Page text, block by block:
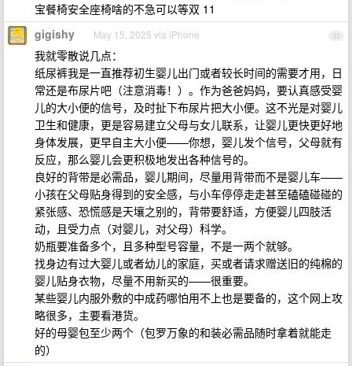
宝餐椅安全座椅啥的不急可以等双 11
35
gigishy May 15, 2025 via iPhone
我就零散说几点：
纸尿裤我是一直推荐初生婴儿出门或者较长时间的需要才用，日
常还是布尿片吧（注意消毒！）。作为爸爸妈妈，要认真感受婴
儿的大小便的信号，及时扯下布尿片把大小便。这不光是对婴儿
卫生和健康，更是容易建立父母与女儿联系，让婴儿更快更好地
身体发展，更早自主大小便——你想，婴儿发个信号，父母就有
反应，那么婴儿会更积极地发出各种信号的。
良好的背带是必需品，婴儿期间，尽量用背带而不是婴儿车——
小孩在父母贴身得到的安全感，与小车停停走走甚至磕磕碰碰的
紧张感、恐慌感是天壤之别的，背带要舒适，方便婴儿四肢活
动，且受力点（对婴儿，对父母）科学。
奶瓶要准备多个，且多种型号容量，不是一两个就够。
找身边有过大婴儿或者幼儿的家庭，买或者请求赠送旧的纯棉的
婴儿贴身衣物，尽量不用新买的——很重要。
某些婴儿内服外敷的中成药哪怕用不上也是要备的，这个网上攻
略很多，主要看港货。
好的母婴包至少两个（包罗万象的和装必需品随时拿着就能走
的）